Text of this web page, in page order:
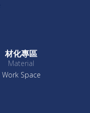
材化專區
Material
Work Space